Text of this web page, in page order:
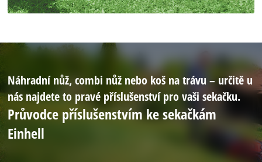
Náhradní nůž, combi nůž nebo koš na trávu – určitě u
nás najdete to pravé příslušenství pro vaši sekačku.
Průvodce příslušenstvím ke sekačkám
Einhell